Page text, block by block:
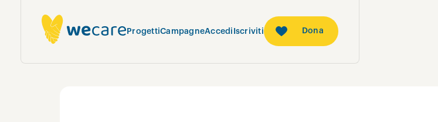
ProgettiCampagneAccedi Iscriviti Dona